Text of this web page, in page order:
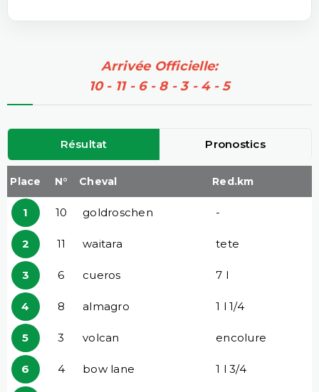
Arrivée Officielle:
10 - 11 - 6 - 8 - 3 - 4 - 5
Résultat Pronostics
Place N° Cheval Red.km
1 10 goldroschen -
2 11 waitara tete
3 6 cueros 7 l
4 8 almagro 1 l 1/4
5 3 volcan encolure
6 4 bow lane 1 l 3/4